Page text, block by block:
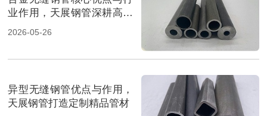
业作用，天展钢管深耕高端
管材
2026-05-26
异型无缝钢管优点与作用，
天展钢管打造定制精品管材